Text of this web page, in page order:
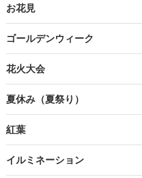
お花見
ゴールデンウィーク
花火大会
夏休み（夏祭り）
紅葉
イルミネーション